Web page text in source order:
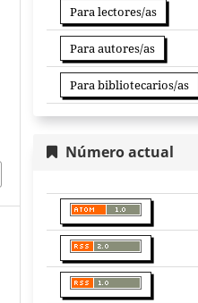
Para lectores/as
Para autores/as
Para bibliotecarios/as
Número actual